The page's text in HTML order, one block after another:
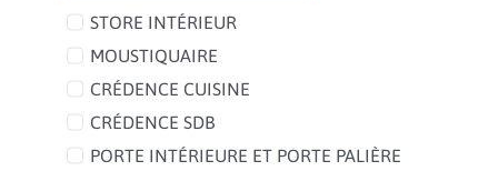
STORE INTÉRIEUR
MOUSTIQUAIRE
CRÉDENCE CUISINE
CRÉDENCE SDB
PORTE INTÉRIEURE ET PORTE PALIÈRE